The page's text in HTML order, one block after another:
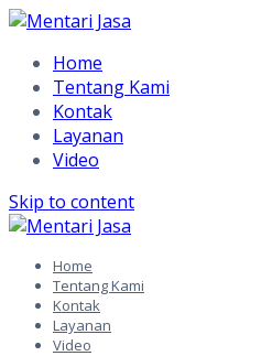
Home
Tentang Kami
Kontak
Layanan
Video
Skip to content
Home
Tentang Kami
Kontak
Layanan
Video